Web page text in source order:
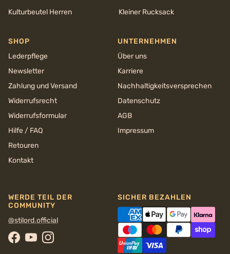
Kulturbeutel Herren
Kleiner Rucksack
SHOP
Lederpflege
Newsletter
Zahlung und Versand
Widerrufsrecht
Widerrufsformular
Hilfe / FAQ
Retouren
Kontakt
UNTERNEHMEN
Über uns
Karriere
Nachhaltigkeits­versprechen
Datenschutz
AGB
Impressum
WERDE TEIL DER
COMMUNITY
@stilord.official
Facebook
YouTubeInstagram
SICHER BEZAHLEN